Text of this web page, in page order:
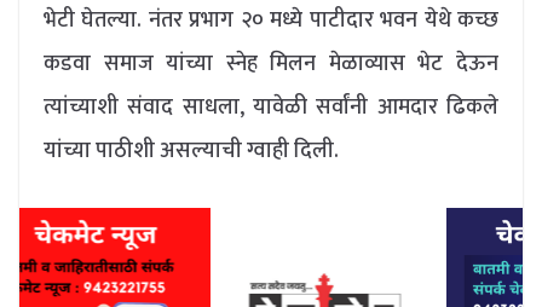
भेटी घेतल्या. नंतर प्रभाग २० मध्ये पाटीदार भवन येथे कच्छ
कडवा समाज यांच्या स्नेह मिलन मेळाव्यास भेट देऊन
त्यांच्याशी संवाद साधला, यावेळी सर्वांनी आमदार ढिकले
यांच्या पाठीशी असल्याची ग्वाही दिली.